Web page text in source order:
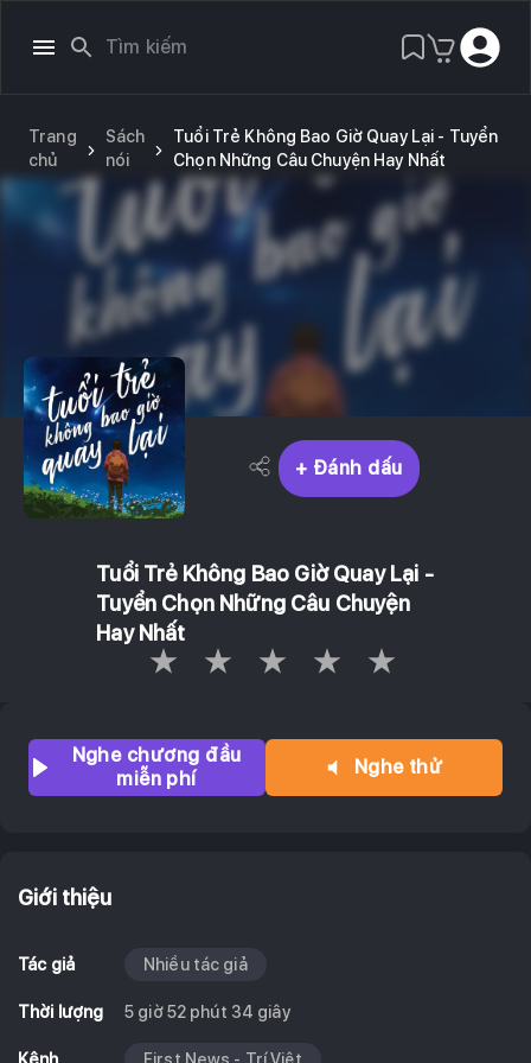
Trang
chủ
Sách
nói
Tuổi Trẻ Không Bao Giờ Quay Lại - Tuyển
Chọn Những Câu Chuyện Hay Nhất
+ Đánh dấu
Tuổi Trẻ Không Bao Giờ Quay Lại -
Tuyển Chọn Những Câu Chuyện
Hay Nhất
Nghe chương đầu
miễn phí
Nghe thử
Giới thiệu
Tác giả Nhiều tác giả
Thời lượng 5 giờ 52 phút 34 giây